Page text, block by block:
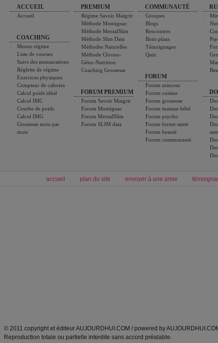
ACCUEIL
Accueil
COACHING
Menus régime
Liste de courses
Suivi des mensurations
Réglette de régime
Exercices physiques
Compteur de calories
Calcul poids idéal
Calcul IMC
Courbe de poids
Calcul IMG
Grossesse mois par
mois
PREMIUM
Régime Savoir Maigrir
Méthode Montignac
Méthode MentalSlim
Méthode Slim Data
Méthodes Naturelles
Méthode Chrono-
Géno-Nutrition
Coaching Grossesse
FORUM PREMIUM
Forum Savoir Maigrir
Forum Montignac
Forum MentalSlim
Forum SLIM data
COMMUNAUTÉ
Groupes
Blogs
Rencontres
Bons plans
Témoignages
Quiz
FORUM
Forum minceur
Forum cuisine
Forum grossesse
Forum maman bébé
Forum psycho
Forum forme santé
Forum beauté
Forum communauté
accueil plan du site envoyer à une amie
© 2011 copyright et éditeur AUJOURDHUI.COM / powered by
Reproduction totale ou partielle interdite sans accord préalable.